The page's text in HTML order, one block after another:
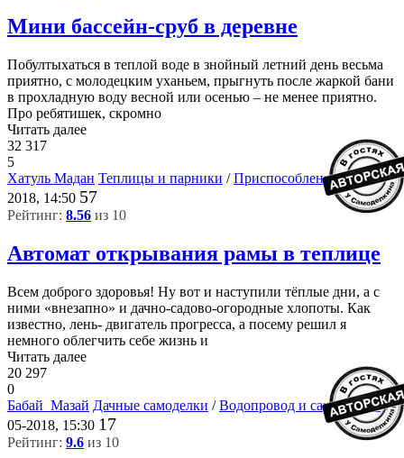
Мини бассейн-сруб в деревне
Побултыхаться в теплой воде в знойный летний день весьма
приятно, с молодецким уханьем, прыгнуть после жаркой бани
в прохладную воду весной или осенью – не менее приятно.
Про ребятишек, скромно
Читать далее
32 317
5
Хатуль Мадан Теплицы и парники /Приспособления 15-05-
2018, 14:50 57
Рейтинг: 8.56 из 10
Автомат открывания рамы в теплице
Всем доброго здоровья! Ну вот и наступили тёплые дни, а с
ними «внезапно» и дачно-садово-огородные хлопоты. Как
известно, лень- двигатель прогресса, а посему решил я
немного облегчить себе жизнь и
Читать далее
20 297
0
Бабай_Мазай Дачные самоделки /Водопровод и сантехника 7-
05-2018, 15:30 17
Рейтинг: 9.6 из 10